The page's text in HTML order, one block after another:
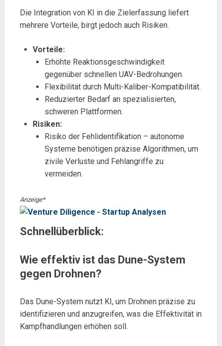
Die Integration von KI in die Zielerfassung liefert
mehrere Vorteile, birgt jedoch auch Risiken.
Vorteile:
Erhöhte Reaktionsgeschwindigkeit
gegenüber schnellen UAV-Bedrohungen.
Flexibilität durch Multi-Kaliber-Kompatibilität.
Reduzierter Bedarf an spezialisierten,
schweren Plattformen.
Risiken:
Risiko der Fehlidentifikation – autonome
Systeme benötigen präzise Algorithmen, um
zivile Verluste und Fehlangriffe zu
vermeiden.
Anzeige*
Schnellüberblick:
Wie effektiv ist das Dune-System
gegen Drohnen?
Das Dune-System nutzt KI, um Drohnen präzise zu
identifizieren und anzugreifen, was die Effektivität in
Kampfhandlungen erhöhen soll.